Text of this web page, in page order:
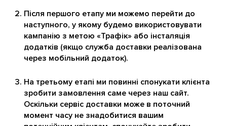
Після першого етапу ми можемо перейти до
наступного, у якому будемо використовувати
кампанію з метою «Трафік» або інсталяція
додатків (якщо служба доставки реалізована
через мобільний додаток).
На третьому етапі ми повинні спонукати клієнта
зробити замовлення саме через наш сайт.
Оскільки сервіс доставки може в поточний
момент часу не знадобитися вашим